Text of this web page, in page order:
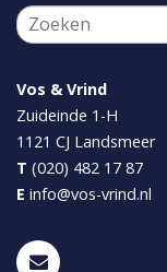
Vos & Vrind
Zuideinde 1-H
1121 CJ Landsmeer
T (020) 482 17 87
E info@vos-vrind.nl